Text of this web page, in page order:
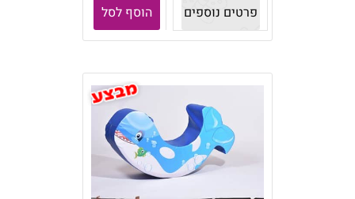
פרטים נוספים
הוסף לסל